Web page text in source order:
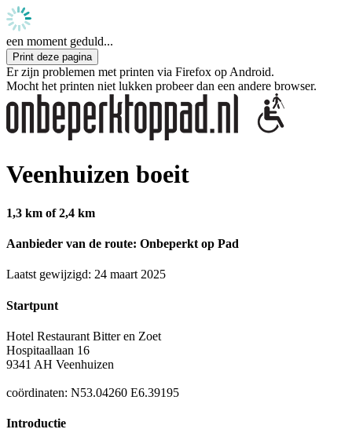
een moment geduld...
Print deze pagina
Er zijn problemen met printen via Firefox op Android.
Mocht het printen niet lukken probeer dan een andere browser.
Veenhuizen boeit
1,3 km of 2,4 km
Aanbieder van de route: Onbeperkt op Pad
Laatst gewijzigd: 24 maart 2025
Startpunt
Hotel Restaurant Bitter en Zoet
Hospitaallaan 16
9341 AH Veenhuizen
coördinaten: N53.04260 E6.39195
Introductie